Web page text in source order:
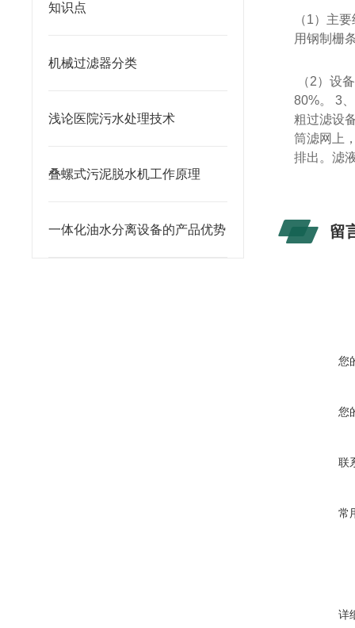
知识点
机械过滤器分类
浅论医院污水处理技术
叠螺式污泥脱水机工作原理
一体化油水分离设备的产品优势
（1）主
用钢制栅
（2）设
80%。 3
粗过滤设
筒滤网上
排出。滤
留
您
您
联
常
详